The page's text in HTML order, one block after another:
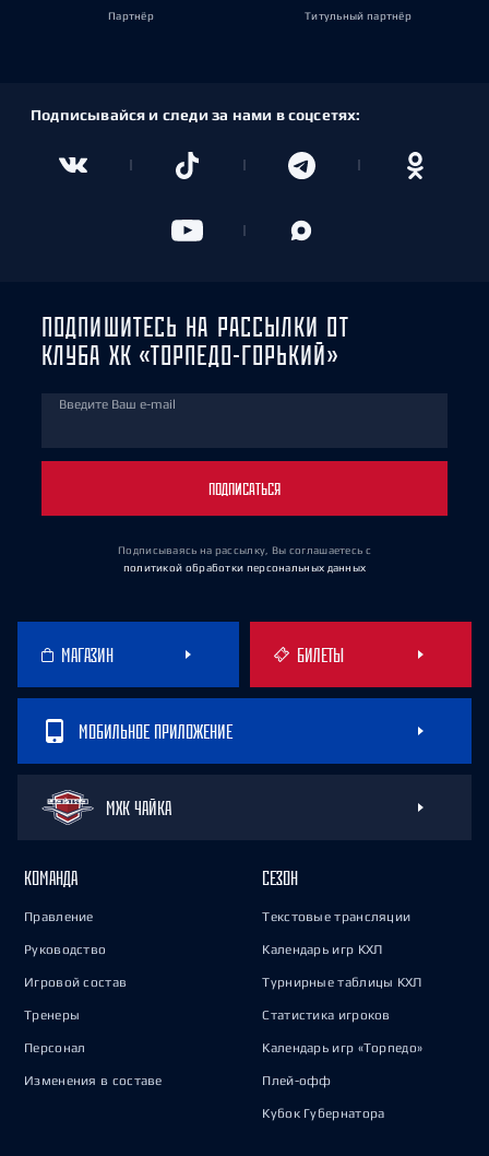
Партнёр Титульный партнёр
Подписывайся и следи за нами в соцсетях:
ПОДПИШИТЕСЬ НА РАССЫЛКИ ОТ
КЛУБА ХК «ТОРПЕДО-ГОРЬКИЙ»
Введите Ваш e-mail
ПОДПИСАТЬСЯ
Подписываясь на рассылку, Вы соглашаетесь с
политикой обработки персональных данных
МАГАЗИН БИЛЕТЫ
МОБИЛЬНОЕ ПРИЛОЖЕНИЕ
МХК ЧАЙКА
КОМАНДА
Правление
Руководство
Игровой состав
Тренеры
Персонал
Изменения в составе
СЕЗОН
Текстовые трансляции
Календарь игр КХЛ
Турнирные таблицы КХЛ
Статистика игроков
Календарь игр «Торпедо»
Плей-офф
Кубок Губернатора